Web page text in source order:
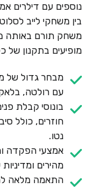
בין משחקי לייב
משחק תורם באותה
מופיעים בתקנון של
מבחר גדול של
עם רולטה, בלאק
בונוסי קבלת
חוזרים, כולל
נטו.
אמצעי הפקדה
מהירים
התאמה מלאה